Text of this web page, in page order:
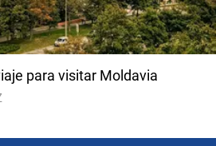
para visitar Moldavia